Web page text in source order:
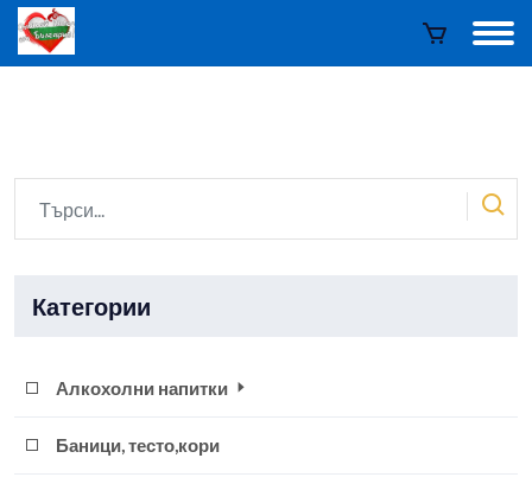
Категории
Алкохолни напитки
Баници, тесто,кори